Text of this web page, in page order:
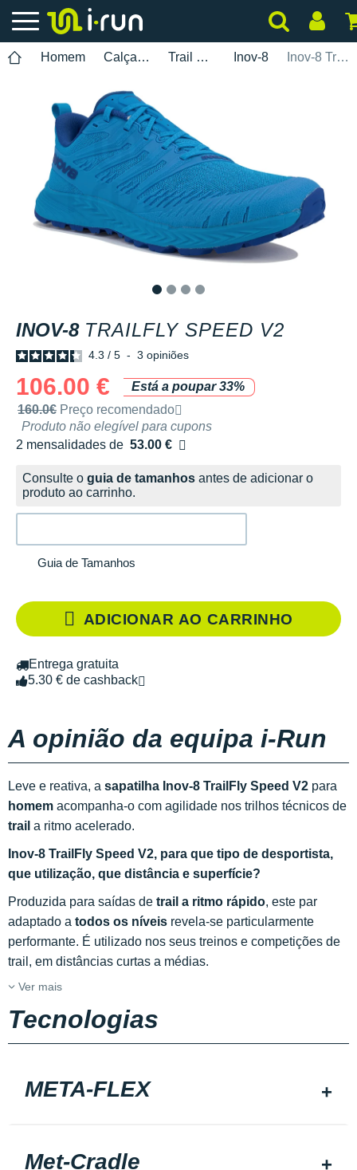
Homem Calçados Trail Running Inov-8 Inov-8 TrailFly Speed V2
INOV-8 TRAILFLY SPEED V2
4.3 / 5 - 3 opiniões
106.00 €
Está a poupar 33%
Preço de venda recomendado pela marca
160.0€ Preço recomendado
Produto não elegível para cupons
2 mensalidades de 53.00 €
sem custos
Consulte o guia de tamanhos antes de adicionar o
produto ao carrinho.
Guia de Tamanhos
ADICIONAR AO CARRINHO
Entrega gratuita
5.30 € de cashback
A opinião da equipa i-Run
Leve e reativa, a sapatilha Inov-8 TrailFly Speed V2 para
homem acompanha-o com agilidade nos trilhos técnicos de
trail a ritmo acelerado.
Inov-8 TrailFly Speed V2, para que tipo de desportista,
que utilização, que distância e superfície?
Produzida para saídas de trail a ritmo rápido, este par
adaptado a todos os níveis revela-se particularmente
performante. É utilizado nos seus treinos e competições de
trail, em distâncias curtas a médias.
Ver mais
Tecnologias
META-FLEX
Met-Cradle